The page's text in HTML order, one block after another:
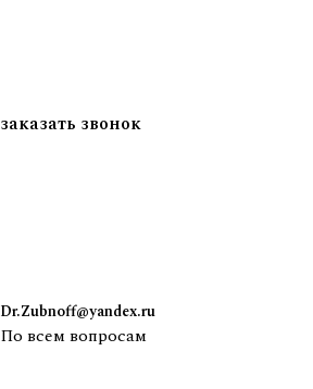
заказать звонок
Dr.Zubnoff@yandex.ru
По всем вопросам